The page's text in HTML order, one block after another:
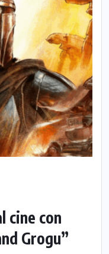
cine con
Grogu”